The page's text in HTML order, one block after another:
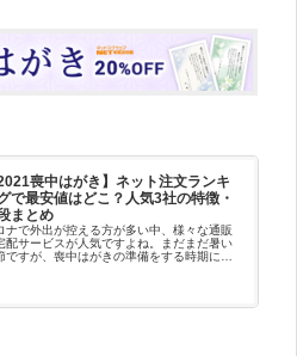
2021喪中はがき】ネット注文ランキ
で最安値はどこ？人気3社の特徴・
まとめ
ナで外出が控える方が多い中、様々な通販
配サービスが人気ですよね。まだまだ暑い
ですが、喪中はがきの準備をする時期にな